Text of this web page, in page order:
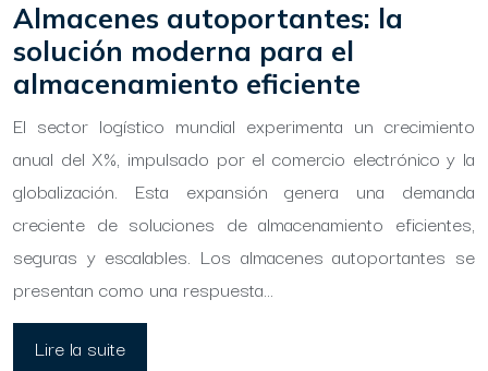
Almacenes autoportantes: la
solución moderna para el
almacenamiento eficiente
El sector logístico mundial experimenta un crecimiento
anual del X%, impulsado por el comercio electrónico y la
globalización. Esta expansión genera una demanda
creciente de soluciones de almacenamiento eficientes,
seguras y escalables. Los almacenes autoportantes se
presentan como una respuesta…
Lire la suite